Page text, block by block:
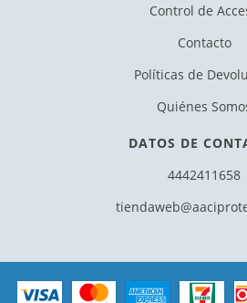
Control de
Contacto
Políticas de
Quiénes
DATOS DE
4442411658